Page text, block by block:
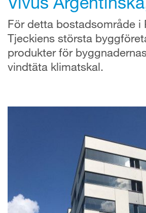
För detta bostadsområde i
Tjeckiens största
produkter för
vindtäta klimatskal.